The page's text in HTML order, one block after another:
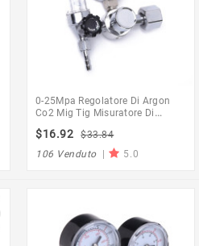
0-25Mpa Regolatore Di Argon
Co2 Mig Tig Misuratore Di
Flussimetro Saldatura Saldatura
Manometro Riduttore Di
Pressione
$16.92
$33.84
106 Venduto | 5.0